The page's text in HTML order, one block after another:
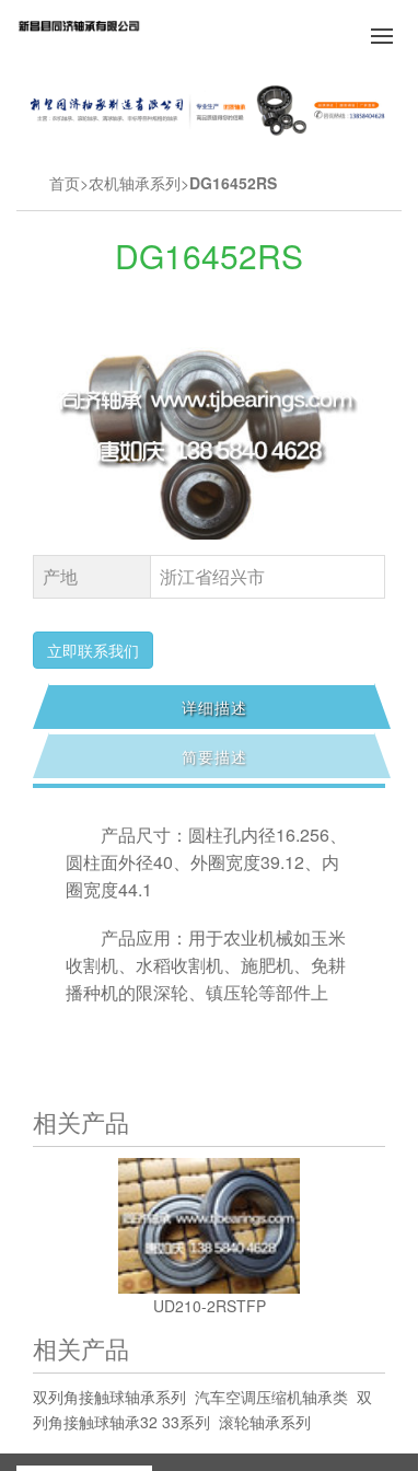
首页 农机轴承系列 DG16452RS
DG16452RS
产地 浙江省绍兴市
立即联系我们
详细描述
简要描述
产品尺寸：圆柱孔内径16.256、
圆柱面外径40、外圈宽度39.12、内
圈宽度44.1
产品应用：用于农业机械如玉米
收割机、水稻收割机、施肥机、免耕
播种机的限深轮、镇压轮等部件上
相关产品
UD210-2RSTFP
相关产品
双列角接触球轴承系列 汽车空调压缩机轴承类 双
列角接触球轴承32 33系列 滚轮轴承系列